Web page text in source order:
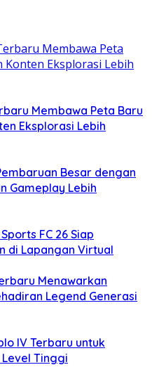
Membawa Peta Baru
Eksplorasi Lebih
Besar dengan
Gameplay Lebih
FC 26 Siap
di Lapangan Virtual
Menawarkan
Legend Generasi
IV Terbaru untuk
Tinggi